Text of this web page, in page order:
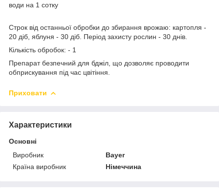
води на 1 сотку
Строк від останньої обробки до збирання врожаю: картопля -
20 діб, яблуня - 30 діб. Період захисту рослин - 30 днів.
Кількість обробок: - 1
Препарат безпечний для бджіл, що дозволяє проводити
обприскування під час цвітіння.
Приховати
Характеристики
Основні
Виробник
Bayer
Країна виробник
Німеччина